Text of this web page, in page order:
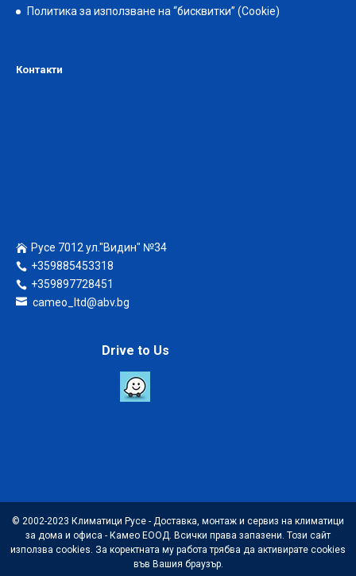
Политика за използване на “бисквитки” (Cookie)
Контакти
Русе 7012 ул."Видин" №34
+359885453318
+359897728451
cameo_ltd@abv.bg
Drive to Us
© 2002-2023 Климатици Русе - Доставка, монтаж и сервиз на климатици
за дома и офиса - Камео ЕООД. Всички права запазени. Този сайт
използва cookies. За коректната му работа трябва да активирате cookies
във Вашия браузър.